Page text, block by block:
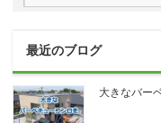
最近のブログ
大きなバー